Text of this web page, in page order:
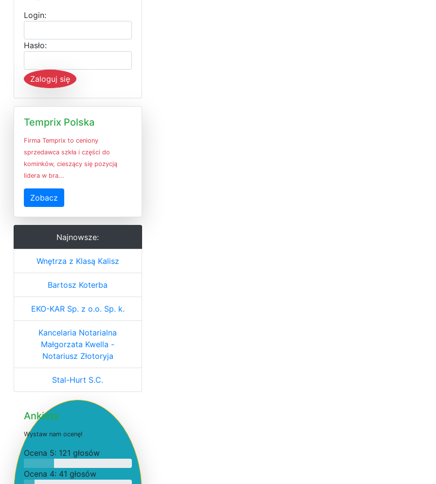
Login:
Hasło:
Zaloguj się
Temprix Polska
Firma Temprix to ceniony
sprzedawca szkła i części do
kominków, cieszący się pozycją
lidera w bra...
Zobacz
Najnowsze:
Wnętrza z Klasą Kalisz
Bartosz Koterba
EKO-KAR Sp. z o.o. Sp. k.
Kancelaria Notarialna
Małgorzata Kwella -
Notariusz Złotoryja
Stal-Hurt S.C.
Ankieta
Wystaw nam ocenę!
Ocena 5: 121 głosów
Ocena 4: 41 głosów